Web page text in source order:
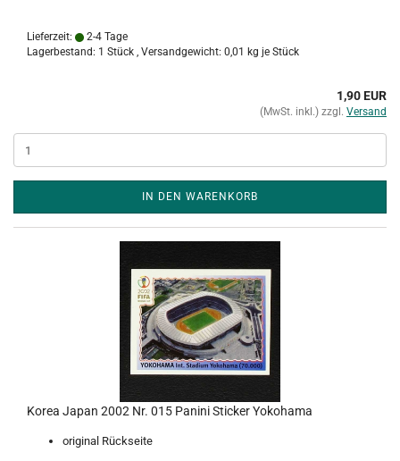
Lieferzeit:
2-4 Tage
Lagerbestand: 1 Stück , Versandgewicht: 0,01 kg je Stück
1,90 EUR
(MwSt. inkl.) zzgl. Versand
IN DEN WARENKORB
Korea Japan 2002 Nr. 015 Panini Sticker Yokohama
original Rückseite